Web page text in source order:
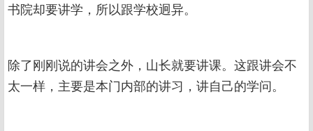
书院却要讲学，所以跟学校迥异。
除了刚刚说的讲会之外，山长就要讲课。这跟讲会不
太一样，主要是本门内部的讲习，讲自己的学问。